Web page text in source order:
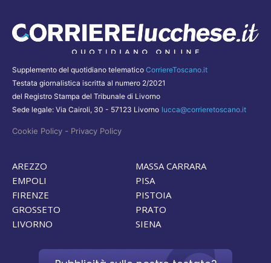
Supplemento del quotidiano telematico CorriereToscano.it
Testata giornalistica iscritta al numero 2/2021
del Registro Stampa del Tribunale di Livorno
Sede legale: Via Cairoli, 30 - 57123 Livorno lucca@corrieretoscano.it
Cookie Policy - Privacy Policy
AREZZO
EMPOLI
FIRENZE
GROSSETO
LIVORNO
MASSA CARRARA
PISA
PISTOIA
PRATO
SIENA